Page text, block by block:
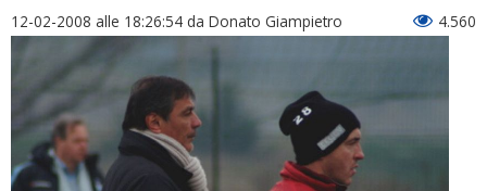
12-02-2008 alle 18:26:54 da Donato Giampietro 4.560